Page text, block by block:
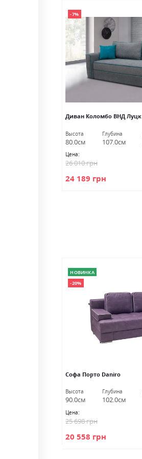
-7%
Диван Коломбо ВНД Луцк
Высота
80.0см
Глубина
107.0см
Цена:
24 189 грн
26 010 грн
НОВИНКА
-20%
Софа Порто Daniro
Высота
90.0см
Глубина
102.0см
Цена:
20 558 грн
25 698 грн